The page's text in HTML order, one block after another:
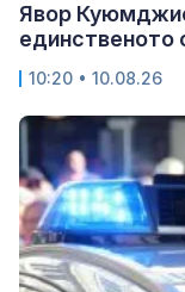
Явор
единственото
10:20 • 10.08.26